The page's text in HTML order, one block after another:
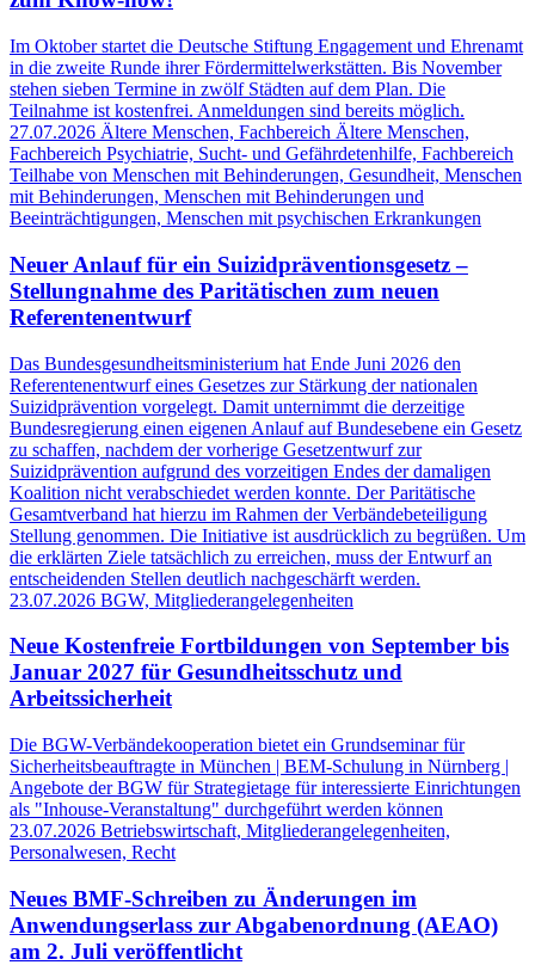
Im Oktober startet die Deutsche Stiftung Engagement und Ehrenamt
in die zweite Runde ihrer Fördermittelwerkstätten. Bis November
stehen sieben Termine in zwölf Städten auf dem Plan. Die
Teilnahme ist kostenfrei. Anmeldungen sind bereits möglich.
27.07.2026 Ältere Menschen, Fachbereich Ältere Menschen,
Fachbereich Psychiatrie, Sucht- und Gefährdetenhilfe, Fachbereich
Teilhabe von Menschen mit Behinderungen, Gesundheit, Menschen
mit Behinderungen, Menschen mit Behinderungen und
Beeinträchtigungen, Menschen mit psychischen Erkrankungen
Neuer Anlauf für ein Suizidpräventionsgesetz –
Stellungnahme des Paritätischen zum neuen
Referentenentwurf
Das Bundesgesundheitsministerium hat Ende Juni 2026 den
Referentenentwurf eines Gesetzes zur Stärkung der nationalen
Suizidprävention vorgelegt. Damit unternimmt die derzeitige
Bundesregierung einen eigenen Anlauf auf Bundesebene ein Gesetz
zu schaffen, nachdem der vorherige Gesetzentwurf zur
Suizidprävention aufgrund des vorzeitigen Endes der damaligen
Koalition nicht verabschiedet werden konnte. Der Paritätische
Gesamtverband hat hierzu im Rahmen der Verbändebeteiligung
Stellung genommen. Die Initiative ist ausdrücklich zu begrüßen. Um
die erklärten Ziele tatsächlich zu erreichen, muss der Entwurf an
entscheidenden Stellen deutlich nachgeschärft werden.
23.07.2026 BGW, Mitgliederangelegenheiten
Neue Kostenfreie Fortbildungen von September bis
Januar 2027 für Gesundheitsschutz und
Arbeitssicherheit
Die BGW-Verbändekooperation bietet ein Grundseminar für
Sicherheitsbeauftragte in München | BEM-Schulung in Nürnberg |
Angebote der BGW für Strategietage für interessierte Einrichtungen
als "Inhouse-Veranstaltung" durchgeführt werden können
23.07.2026 Betriebswirtschaft, Mitgliederangelegenheiten,
Personalwesen, Recht
Neues BMF-Schreiben zu Änderungen im
Anwendungserlass zur Abgabenordnung (AEAO)
am 2. Juli veröffentlicht